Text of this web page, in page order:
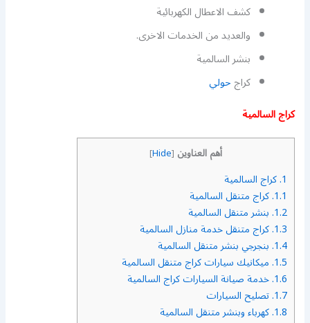
كشف الاعطال الكهربائية
والعديد من الخدمات الاخرى.
بنشر السالمية
كراجحولي
كراج السالمية
أهم العناوين [
Hide
]
1. كراج السالمية
1.1. كراج متنقل السالمية
1.2. بنشر متنقل السالمية
1.3. كراج متنقل خدمة منازل السالمية
1.4. بنجرجي بنشر متنقل السالمية
1.5. ميكانيك سيارات كراج متنقل السالمية
1.6. خدمة صيانة السيارات كراج السالمية
1.7. تصليح السيارات
1.8. كهرباء وبنشر متنقل السالمية